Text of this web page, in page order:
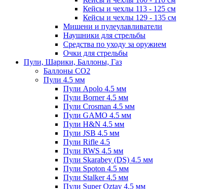
Кейсы и чехлы 113 - 125 см
Кейсы и чехлы 129 - 135 см
Мишени и пулеулавливатели
Наушники для стрельбы
Средства по уходу за оружием
Очки для стрельбы
Пули, Шарики, Баллоны, Газ
Баллоны CO2
Пули 4.5 мм
Пули Apolo 4.5 мм
Пули Borner 4.5 мм
Пули Crosman 4.5 мм
Пули GAMO 4.5 мм
Пули H&N 4.5 мм
Пули JSB 4.5 мм
Пули Rifle 4.5
Пули RWS 4.5 мм
Пули Skarabey (DS) 4.5 мм
Пули Spoton 4.5 мм
Пули Stalker 4.5 мм
Пули Super Oztay 4.5 мм